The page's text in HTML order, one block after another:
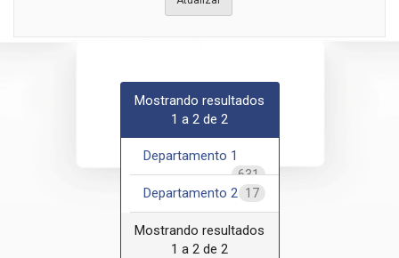
Mostrando resultados
1 a 2 de 2
Departamento 1
631
Departamento 2 17
Mostrando resultados
1 a 2 de 2